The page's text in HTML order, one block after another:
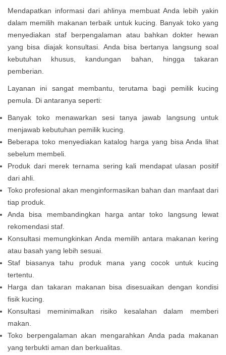
Mendapatkan informasi dari ahlinya membuat Anda lebih yakin
dalam memilih makanan terbaik untuk kucing. Banyak toko yang
menyediakan staf berpengalaman atau bahkan dokter hewan
yang bisa diajak konsultasi. Anda bisa bertanya langsung soal
kebutuhan khusus, kandungan bahan, hingga takaran
pemberian.
Layanan ini sangat membantu, terutama bagi pemilik kucing
pemula. Di antaranya seperti:
Banyak toko menawarkan sesi tanya jawab langsung untuk
menjawab kebutuhan pemilik kucing.
Beberapa toko menyediakan katalog harga yang bisa Anda lihat
sebelum membeli.
Produk dari merek ternama sering kali mendapat ulasan positif
dari ahli.
Toko profesional akan menginformasikan bahan dan manfaat dari
tiap produk.
Anda bisa membandingkan harga antar toko langsung lewat
rekomendasi staf.
Konsultasi memungkinkan Anda memilih antara makanan kering
atau basah yang lebih sesuai.
Staf biasanya tahu produk mana yang cocok untuk kucing
tertentu.
Harga dan takaran makanan bisa disesuaikan dengan kondisi
fisik kucing.
Konsultasi meminimalkan risiko kesalahan dalam memberi
makan.
Toko berpengalaman akan mengarahkan Anda pada makanan
yang terbukti aman dan berkualitas.